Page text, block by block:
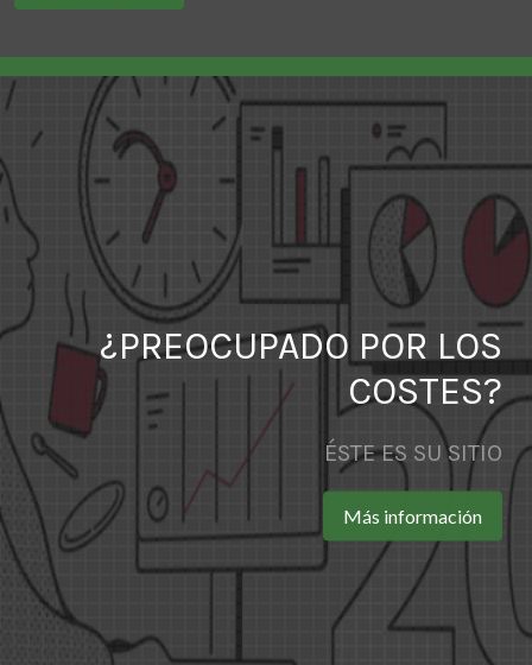
¿PREOCUPADO POR LOS
COSTES?
ÉSTE ES SU SITIO
Más información